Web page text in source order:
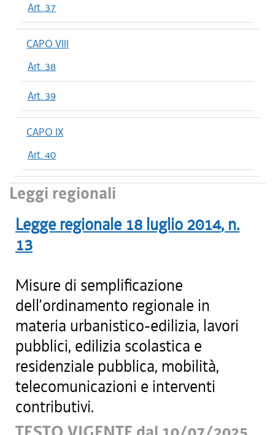
Art. 37
CAPO VIII
Art. 38
Art. 39
CAPO IX
Art. 40
Leggi regionali
Legge regionale 18 luglio 2014, n.
13
Misure di semplificazione
dell’ordinamento regionale in
materia urbanistico-edilizia, lavori
pubblici, edilizia scolastica e
residenziale pubblica, mobilità,
telecomunicazioni e interventi
contributivi.